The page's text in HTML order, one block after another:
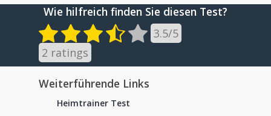
Wie hilfreich finden Sie diesen Test?
3.5/5
2 ratings
Weiterführende Links
Heimtrainer Test